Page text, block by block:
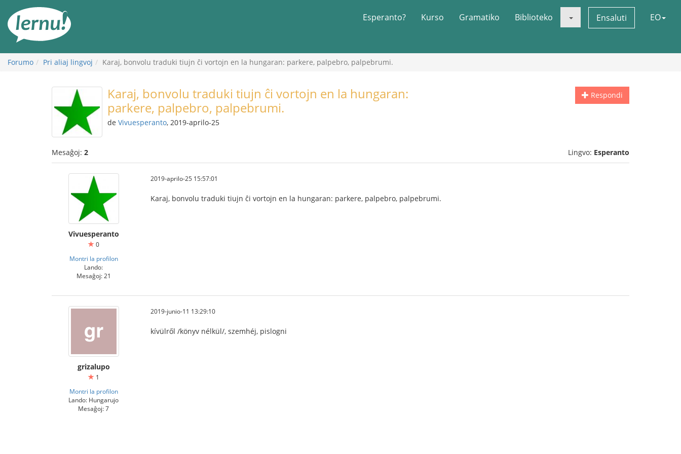
enhavo
Esperanto? Kurso Gramatiko Biblioteko Ensaluti EO
Forumo Pri aliaj lingvoj Karaj, bonvolu traduki tiujn ĉi vortojn en la hungaran: parkere, palpebro, palpebrumi.
Respondi
Karaj, bonvolu traduki tiujn ĉi vortojn en la hungaran:
parkere, palpebro, palpebrumi.
de Vivuesperanto, 2019-aprilo-25
Mesaĝoj: 2 Lingvo: Esperanto
Vivuesperanto
0
Montri la profilon
Lando:
Mesaĝoj: 21
2019-aprilo-25 15:57:01
Karaj, bonvolu traduki tiujn ĉi vortojn en la hungaran: parkere, palpebro, palpebrumi.
grizalupo
1
Montri la profilon
Lando: Hungarujo
Mesaĝoj: 7
2019-junio-11 13:29:10
kívülről /könyv nélkül/, szemhéj, pislogni